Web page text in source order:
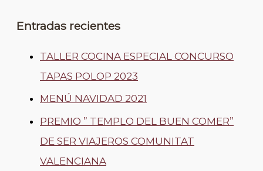
Entradas recientes
TALLER COCINA ESPECIAL CONCURSO
TAPAS POLOP 2023
MENÚ NAVIDAD 2021
PREMIO ” TEMPLO DEL BUEN COMER”
DE SER VIAJEROS COMUNITAT
VALENCIANA